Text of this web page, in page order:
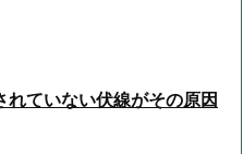
れていない伏線がその原因